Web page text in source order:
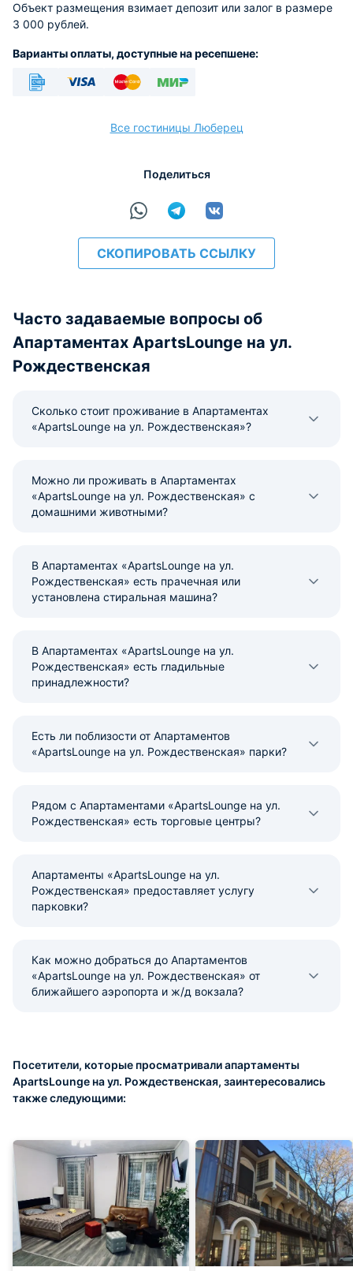
Объект размещения взимает депозит или залог в размере
3 000 рублей.
Варианты оплаты, доступные на ресепшене:
Все гостиницы Люберец
Поделиться
СКОПИРОВАТЬ ССЫЛКУ
Часто задаваемые вопросы об
Апартаментах ApartsLounge на ул.
Рождественская
Сколько стоит проживание в Апартаментах
«ApartsLounge на ул. Рождественская»?
Можно ли проживать в Апартаментах
«ApartsLounge на ул. Рождественская» с
домашними животными?
В Апартаментах «ApartsLounge на ул.
Рождественская» есть прачечная или
установлена стиральная машина?
В Апартаментах «ApartsLounge на ул.
Рождественская» есть гладильные
принадлежности?
Есть ли поблизости от Апартаментов
«ApartsLounge на ул. Рождественская» парки?
Рядом с Апартаментами «ApartsLounge на ул.
Рождественская» есть торговые центры?
Апартаменты «ApartsLounge на ул.
Рождественская» предоставляет услугу
парковки?
Как можно добраться до Апартаментов
«ApartsLounge на ул. Рождественская» от
ближайшего аэропорта и ж/д вокзала?
Посетители, которые просматривали апартаменты
ApartsLounge на ул. Рождественская, заинтересовались
также следующими: